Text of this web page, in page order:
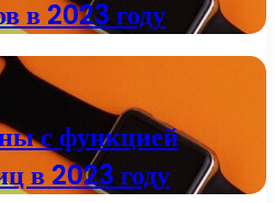
в 2023 году
с функцией
в 2023 году